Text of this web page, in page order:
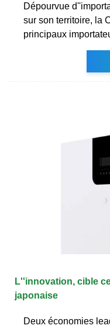
Dépourvue
sur son territoire, la
principaux
L''innovation, cible
japonaise
Deux économies